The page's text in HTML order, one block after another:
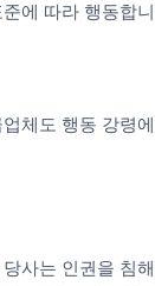
에 따라 행동합
체도 행동 강령
사는 인권을 침